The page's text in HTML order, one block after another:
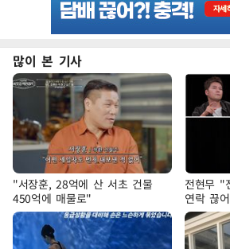
많이 본 기사
"서장훈, 28억에 산 서초 건물
450억에 매물로"
전현무 "
연락 끊